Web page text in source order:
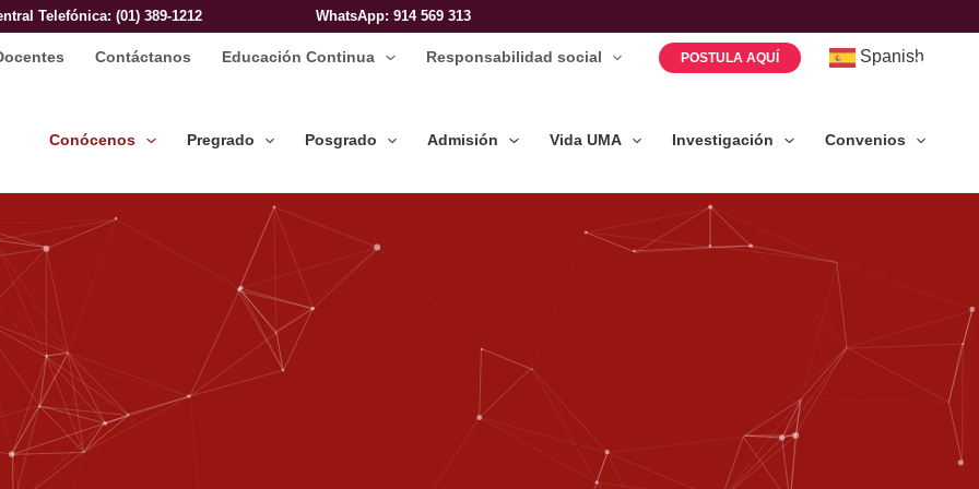
Telefónica: (01) 389-1212 WhatsApp: 914 569 313
Contáctanos Educación Continua Responsabilidad social POSTULA AQUÍ Spanish
Conócenos Pregrado Posgrado Admisión Vida UMA Investigación Convenios